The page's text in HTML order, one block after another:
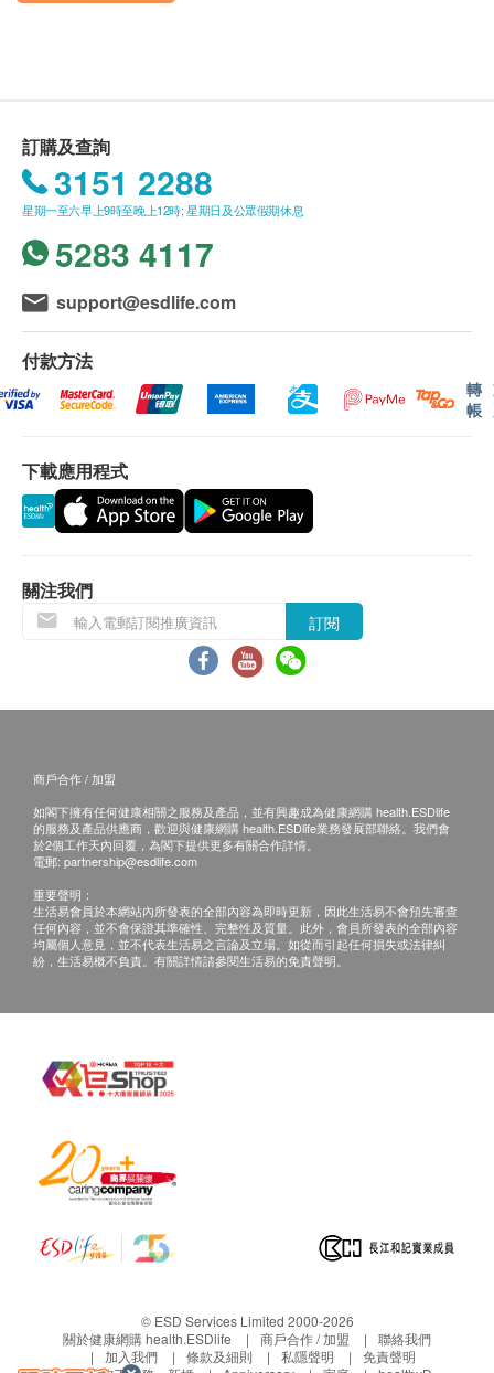
糖類抗原CA50
癌抗原125 (卵巢癌)
人類附睪分泌蛋白
癌抗原15.3 (乳癌)
靜臥心電圖
電腦掃描
人類乳頭瘤狀病毒基因分型測試(HPVDNA)
重點項目
X光 重點項目
骨質密度檢查 重點項目
2 基本項目
婦科檢查
婦科内診
白帶常規檢查
肌酸激酶
肌酸激酶同工酶
同型半胱氨酸
基本健康評估
體重
腰圍量度
臀圍
8. 女性例假期不宜體檢，最好在例假結束3天後再進
行身體檢查。
9. 建議體檢當日穿寬鬆服裝，女士盡量不穿洋裝及褲
襪，貴重物品請妥善保管。
重要提示：超聲波排號依到店登記時間系統依序自動
二、體檢中註意事項：
1.完成空腹檢查（如抽血、空腹超聲波）後，方可飲
水及進食。
2. 女士進行骨盆腔超聲波檢查前，需使膀胱充盈，確
3. 靜脈抽血時，如有暈血、暈針現象，請事先聲明，
抽血後請局部按壓3- 5分鐘，勿揉。
4. 如需加查體檢項目，請在抽血前告知，以免造成再
5. 女士進行婦科檢查前先排空膀胱。
6. 女性在經期避免做婦科檢查及尿液常規，以免影響
7. 半年內準備懷孕或已懷孕，請不要進行放射檢查，
可選擇放棄或延期。
1. 體檢結束後，請客戶務必將體檢表交回前台。
2. 如客戶放棄的體檢項目，一定要向收表人員說明並
簽署確認。
間並告知前台。
4. 體檢報告會在體檢後10個工作日內完成，並發出給
客戶。
廢。
體檢時, 如果遇到醫生不會説廣東話的情況，醫療
中心可安排醫護人員陪同提供翻譯服務。
如果商戶頁面與體檢計劃頁面的繁體中文、簡體中
文、英文三個版本有任何抵觸或不相符之處，應以
二、體檢報告領取和講解
體檢報告報告語言為簡體中文。
體檢報告會在體檢後10個工作日內完成，客戶可選
擇以下途徑查看體檢報告：
報告。
2. 預留E-mail，醫療中心會在報告完成後發送至客
人電郵位址。
郵費到付（可送到港澳地區）。
體檢報告完成後可預約醫生講解報告，客戶可選擇
1. 電話講解：需至少提前1個工作日預約具體時間
（聯絡電話：+86 15992606496；微信：
（聯絡電話：+86 15992606496；微信：
15992606496），體檢客戶在約定時間到醫療中
供選擇：珠海市香洲區吉大景山路177-34-35-36號
商鋪
地點指引：
營業時間：星期二至星期日上午 7:40 – 10:30
訂購及查詢
3151 2288
星期一至六早上9時至晚上12時; 星期日及公眾假期休息
5283 4117
support@esdlife.com
付款方法
轉
帳
下載應用程式
關注我們
訂閱
商戶合作 / 加盟
如閣下擁有任何健康相關之服務及產品，並有興趣成為健康網購 health.ESDlife
的服務及產品供應商，歡迎與健康網購 health.ESDlife業務發展部聯絡。我們會
於2個工作天內回覆，為閣下提供更多有關合作詳情。
電郵: partnership@esdlife.com
重要聲明：
生活易會員於本網站內所發表的全部內容為即時更新，因此生活易不會預先審查
任何內容，並不會保證其準確性、完整性及質量。此外，會員所發表的全部內容
均屬個人意見，並不代表生活易之言論及立場。如從而引起任何損失或法律糾
紛，生活易概不負責。有關詳情請參閱生活易的免責聲明。
© ESD Services Limited 2000-2026
關於健康網購 health.ESDlife
商戶合作 / 加盟
聯絡我們
加入我們
條款及細則 私隱聲明
免責聲明